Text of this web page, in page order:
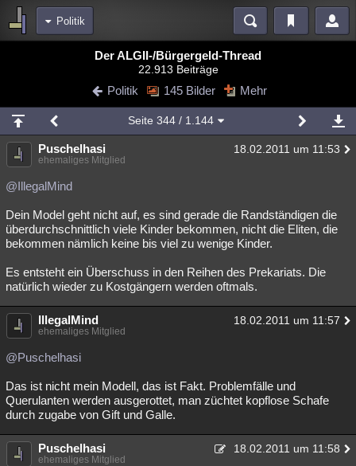
Politik
Diskussionen Blogs Videos
Chat Wiki Neuigkeiten
meine Rubriken
Menschen Wissenschaft Mystery Kriminalfälle
Spiritualität
Natur Umfragen Unterhaltung
weitere Rubriken
Astronomie Helpdesk Gruppen Gaming
Musik Clash Verbesserungen Allmystery English
Lesenswert Schlüsselwörter
Der ALGII-/Bürgergeld-Thread
22.913 Beiträge
Politik 145 Bilder Mehr
Seite 344/ 1.144
Puschelhasi 18.02.2011 um 11:53
ehemaliges Mitglied
@IllegalMind
Dein Model geht nicht auf, es sind gerade die Randständigen die
überdurchschnittlich viele Kinder bekommen, nicht die Eliten, die
bekommen nämlich keine bis viel zu wenige Kinder.
Es entsteht ein Überschuss in den Reihen des Prekariats. Die
natürlich wieder zu Kostgängern werden oftmals.
IllegalMind 18.02.2011 um 11:57
ehemaliges Mitglied
@Puschelhasi
Das ist nicht mein Modell, das ist Fakt. Problemfälle und
Querulanten werden ausgerottet, man züchtet kopflose Schafe
durch zugabe von Gift und Galle.
Puschelhasi 18.02.2011 um 11:58
ehemaliges Mitglied